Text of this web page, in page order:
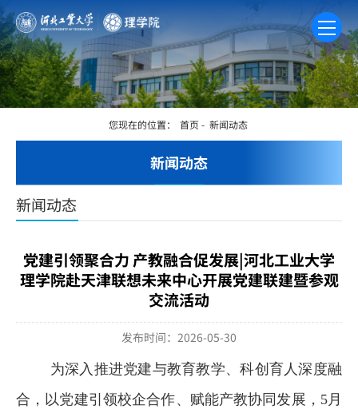
新闻动态
您现在的位置： 首页 - 新闻动态
新闻动态
党建引领聚合力 产教融合促发展|河北工业大学
理学院赴天津联想未来中心开展党建联建暨参观
交流活动
发布时间：2026-05-30
为深入推进党建与教育教学、科创育人深度融
合，以党建引领校企合作、赋能产教协同发展，5月